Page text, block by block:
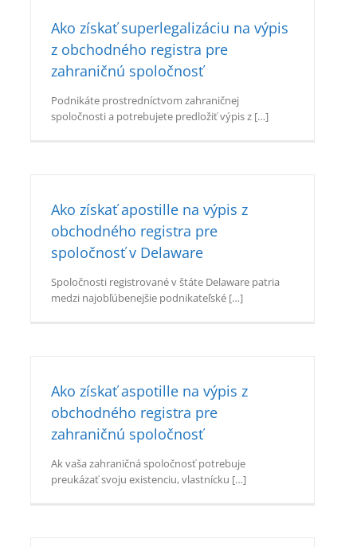
Ako získať superlegalizáciu na výpis
z obchodného registra pre
zahraničnú spoločnosť
Podnikáte prostredníctvom zahraničnej
spoločnosti a potrebujete predložiť výpis z […]
Ako získať apostille na výpis z
obchodného registra pre
spoločnosť v Delaware
Spoločnosti registrované v štáte Delaware patria
medzi najobľúbenejšie podnikateľské […]
Ako získať aspotille na výpis z
obchodného registra pre
zahraničnú spoločnosť
Ak vaša zahraničná spoločnosť potrebuje
preukázať svoju existenciu, vlastnícku […]